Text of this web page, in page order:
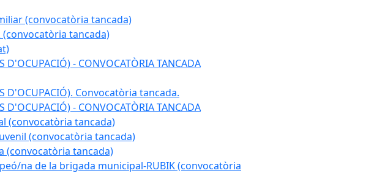
(convocatòria tancada)
tancada)
- CONVOCATÒRIA TANCADA
Convocatòria tancada.
- CONVOCATÒRIA TANCADA
(convocatòria tancada)
(convocatòria tancada)
(convocatòria tancada)
na de la brigada municipal-RUBIK (convocatòria